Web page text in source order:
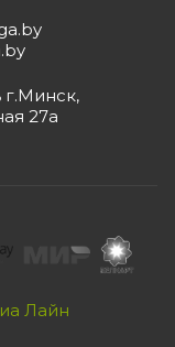
г.Минск,
27а
Лайн